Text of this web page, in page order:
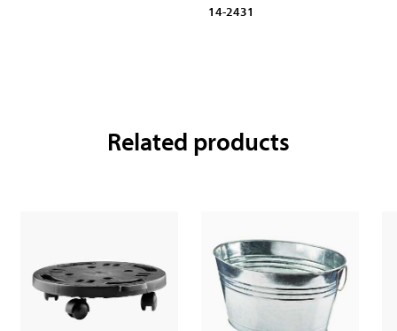
14-2431
Related products